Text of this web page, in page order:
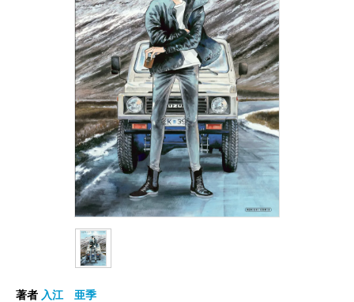
著者 入江 亜季